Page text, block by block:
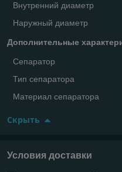
Внутренний диаметр
Наружный диаметр
Дополнительные
Сепаратор
Тип сепаратора
Материал сепаратора
Скрыть
Условия доставки